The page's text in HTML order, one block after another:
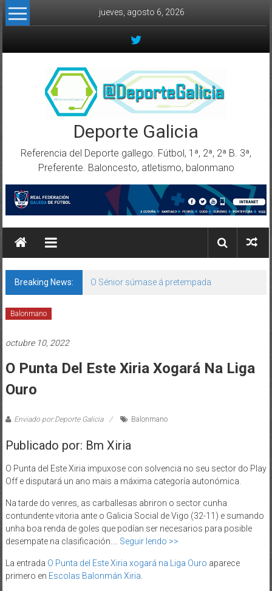
Skip to content
jueves, agosto 6, 2026
Deporte Galicia
Referencia del Deporte gallego. Fútbol, 1ª, 2ª, 2ª B. 3ª,
Preferente. Baloncesto, atletismo, balonmano
Breaking News: O Sénior súmase á pretempada
Balonmano
octubre 10, 2022
O Punta Del Este Xiria Xogará Na Liga
Ouro
Enviado por:Deporte Galicia Balonmano
Publicado por: Bm Xiria
O Punta del Este Xiria impuxose con solvencia no seu sector do Play
Off e disputará un ano mais a máxima categoría autonómica.
Na tarde do venres, as carballesas abriron o sector cunha
contundente vitoria ante o Galicia Social de Vigo (32-11) e sumando
unha boa renda de goles que podían ser necesarios para posible
desempate na clasificación.… Seguir lendo >>
La entrada O Punta del Este Xiria xogará na Liga Ouro aparece
primero en Escolas Balonmán Xiria.